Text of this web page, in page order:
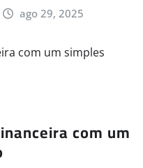
ago 29, 2025
com um